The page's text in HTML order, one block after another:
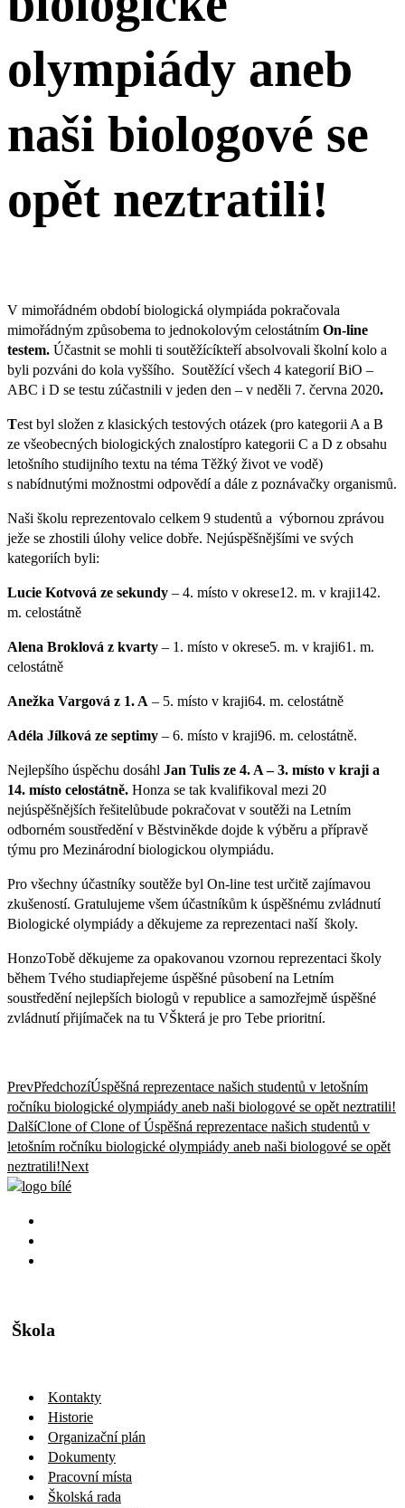
olympiády aneb
naši biologové se
opět neztratili!
V mimořádném období biologická olympiáda pokračovala
mimořádným způsobema to jednokolovým celostátním On-line
testem. Účastnit se mohli ti soutěžícíkteří absolvovali školní kolo a
byli pozváni do kola vyššího. Soutěžící všech 4 kategorií BiO –
ABC i D se testu zúčastnili v jeden den – v neděli 7. června 2020.
Test byl složen z klasických testových otázek (pro kategorii A a B
ze všeobecných biologických znalostípro kategorii C a D z obsahu
letošního studijního textu na téma Těžký život ve vodě)
s nabídnutými možnostmi odpovědí a dále z poznávačky organismů.
Naši školu reprezentovalo celkem 9 studentů a výbornou zprávou
ježe se zhostili úlohy velice dobře. Nejúspěšnějšími ve svých
kategoriích byli:
Lucie Kotvová ze sekundy – 4. místo v okrese12. m. v kraji142.
m. celostátně
Alena Broklová z kvarty – 1. místo v okrese5. m. v kraji61. m.
celostátně
Anežka Vargová z 1. A – 5. místo v kraji64. m. celostátně
Adéla Jílková ze septimy – 6. místo v kraji96. m. celostátně.
Nejlepšího úspěchu dosáhl Jan Tulis ze 4. A – 3. místo v kraji a
14. místo celostátně. Honza se tak kvalifikoval mezi 20
nejúspěšnějších řešitelůbude pokračovat v soutěži na Letním
odborném soustředění v Běstviněkde dojde k výběru a přípravě
týmu pro Mezinárodní biologickou olympiádu.
Pro všechny účastníky soutěže byl On-line test určitě zajímavou
zkušeností. Gratulujeme všem účastníkům k úspěšnému zvládnutí
Biologické olympiády a děkujeme za reprezentaci naší školy.
HonzoTobě děkujeme za opakovanou vzornou reprezentaci školy
během Tvého studiapřejeme úspěšné působení na Letním
soustředění nejlepších biologů v republice a samozřejmě úspěšné
zvládnutí přijímaček na tu VŠkterá je pro Tebe prioritní.
PrevPředchozíÚspěšná reprezentace našich studentů v letošním
ročníku biologické olympiády aneb naši biologové se opět neztratili!
DalšíClone of Clone of Úspěšná reprezentace našich studentů v
letošním ročníku biologické olympiády aneb naši biologové se opět
neztratili!Next
Škola
Kontakty
Historie
Organizační plán
Dokumenty
Pracovní místa
Školská rada